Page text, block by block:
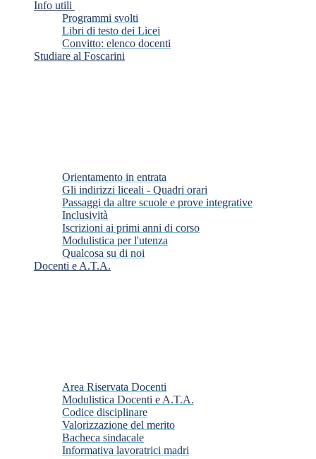
Info utili
Programmi svolti
Libri di testo dei Licei
Convitto: elenco docenti
Studiare al Foscarini
Orientamento in entrata
Gli indirizzi liceali - Quadri orari
Passaggi da altre scuole e prove integrative
Inclusività
Iscrizioni ai primi anni di corso
Modulistica per l'utenza
Qualcosa su di noi
Docenti e A.T.A.
Area Riservata Docenti
Modulistica Docenti e A.T.A.
Codice disciplinare
Valorizzazione del merito
Bacheca sindacale
Informativa lavoratrici madri